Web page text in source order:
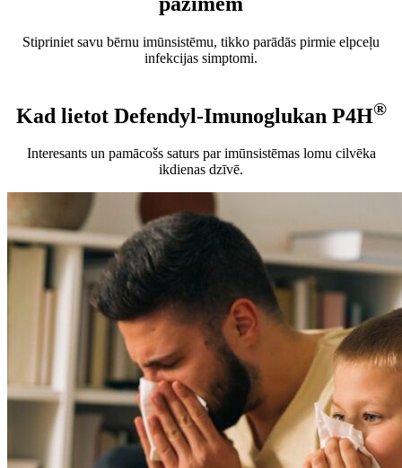
Stipriniet savu bērnu imūnsistēmu, tikko parādās pirmie elpceļu
infekcijas simptomi.
Kad lietot Defendyl-Imunoglukan P4H®
Interesants un pamācošs saturs par imūnsistēmas lomu cilvēka
ikdienas dzīvē.